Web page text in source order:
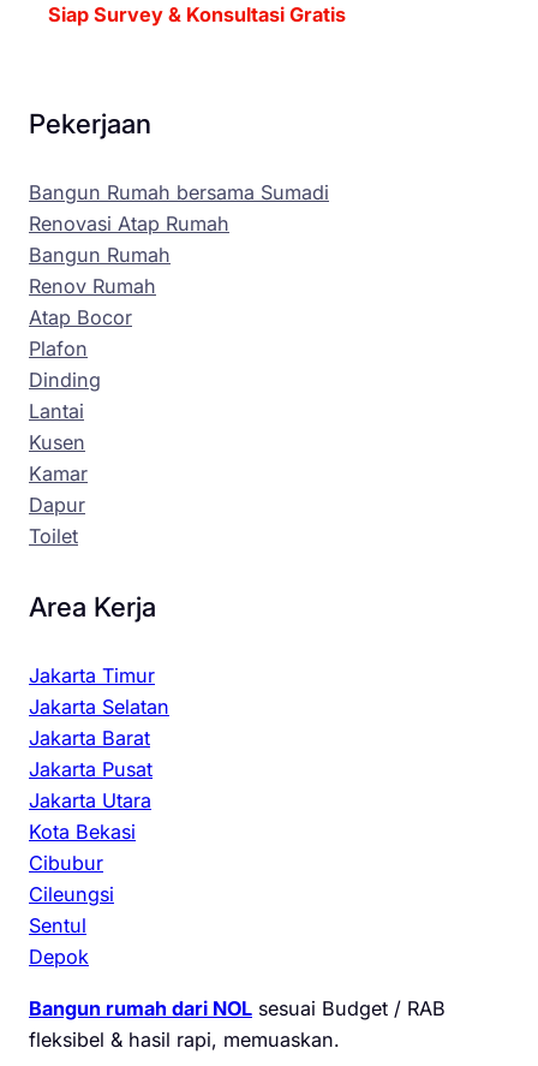
Siap Survey & Konsultasi Gratis
Pekerjaan
Bangun Rumah bersama Sumadi
Renovasi Atap Rumah
Bangun Rumah
Renov Rumah
Atap Bocor
Plafon
Dinding
Lantai
Kusen
Kamar
Dapur
Toilet
Area Kerja
Jakarta Timur
Jakarta Selatan
Jakarta Barat
Jakarta Pusat
Jakarta Utara
Kota Bekasi
Cibubur
Cileungsi
Sentul
Depok
Bangun rumah dari NOL sesuai Budget / RAB
fleksibel & hasil rapi, memuaskan.